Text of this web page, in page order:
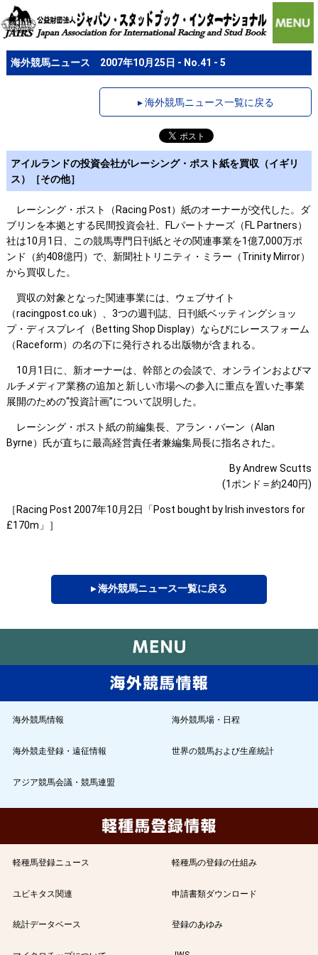
海外競馬ニュース 2007年10月25日 - No.41 - 5
▸ 海外競馬ニュース一覧に戻る
アイルランドの投資会社がレーシング・ポスト紙を買収（イギリ
ス）［その他］
レーシング・ポスト（Racing Post）紙のオーナーが交代した。ダ
ブリンを本拠とする民間投資会社、FLパートナーズ（FL Partners）
社は10月1日、この競馬専門日刊紙とその関連事業を1億7,000万ポ
ンド（約408億円）で、新聞社トリニティ・ミラー（Trinity Mirror）
から買収した。
買収の対象となった関連事業には、ウェブサイト
（racingpost.co.uk）、3つの週刊誌、日刊紙ベッティングショッ
プ・ディスプレイ（Betting Shop Display）ならびにレースフォーム
（Raceform）の名の下に発行される出版物が含まれる。
10月1日に、新オーナーは、幹部との会談で、オンラインおよびマ
ルチメディア業務の追加と新しい市場への参入に重点を置いた事業
展開のための“投資計画”について説明した。
レーシング・ポスト紙の前編集長、アラン・バーン（Alan
Byrne）氏が直ちに最高経営責任者兼編集局長に指名された。
By Andrew Scutts
(1ポンド＝約240円)
［Racing Post 2007年10月2日「Post bought by Irish investors for
£170m」］
▸ 海外競馬ニュース一覧に戻る
海外競馬情報 海外競馬場・日程
海外競走登録・遠征情報 世界の競馬および生産統計
アジア競馬会議・競馬連盟
軽種馬登録ニュース 軽種馬の登録の仕組み
ユビキタス関連 申請書類ダウンロード
統計データベース 登録のあゆみ